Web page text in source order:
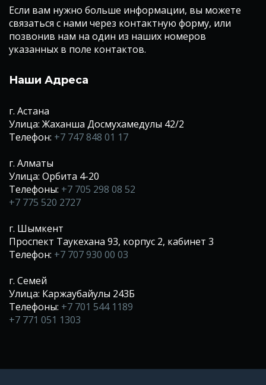
Если вам нужно больше информации, вы можете
связаться с нами через контактную форму, или
позвонив нам на один из наших номеров
указанных в поле контактов.
Наши Адреса
г. Астана
Улица: Жаханша Досмухамедулы 42/2
Телефон: +7 747 848 01 17
г. Алматы
Улица: Орбита 4-20
Телефоны: +7 705 298 08 52
+7 775 520 2727
г. Шымкент
Проспект Таукехана 93, корпус 2, кабинет 3
Телефон: +7 707 930 00 03
г. Семей
Улица: Каржаубайулы 243Б
Телефоны: +7 701 544 1189
+7 771 051 1303